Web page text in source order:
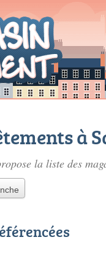
à
la liste des